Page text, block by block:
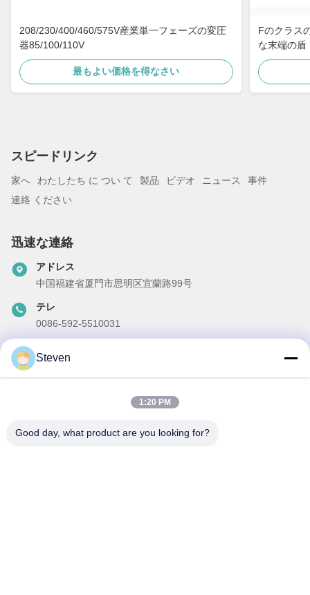
208/230/400/460/575V産業単一フェーズの変圧
器85/100/110V
最もよい価格を得なさい
Fのクラス
な末端の盾
スピードリンク
家へ わたしたち に つい て 製品 ビデオ ニュース
事件
連絡 ください
迅速な連絡
アドレス
中国福建省厦門市思明区宜蘭路99号
テレ
0086-592-5510031
steven@winley-electric.com
私たちのニュースレター
Steven
1:20 PM
Good day, what product are you looking for?